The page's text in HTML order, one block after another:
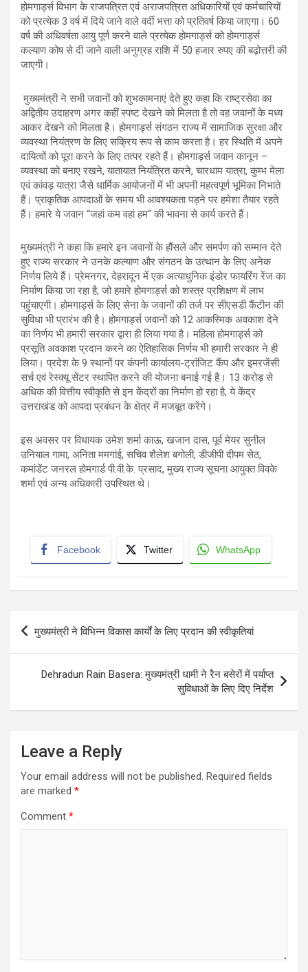
होमगार्ड्स विभाग के राजपत्रित एवं अराजपत्रित अधिकारियों एवं कर्मचारियों
को प्रत्येक 3 वर्ष में दिये जाने वाले वर्दी भत्ता को प्रतिवर्ष किया जाएगा। 60
वर्ष की अधिवर्षता आयु पूर्ण करने वाले प्रत्येक होमगार्ड्स को होमगार्ड्स
कल्याण कोष से दी जाने वाली अनुग्रह राशि में 50 हजार रुपए की बढ़ोत्तरी की
जाएगी।
मुख्यमंत्री ने सभी जवानों को शुभकामनाएं देते हुए कहा कि राष्ट्रसेवा का
अद्वितीय उदाहरण अगर कहीं स्पष्ट देखने को मिलता है तो वह जवानों के मध्य
आकर देखने को मिलता है। होमगार्ड्स संगठन राज्य में सामाजिक सुरक्षा और
व्यवस्था नियंत्रण के लिए सक्रिय रूप से काम करता है। हर स्थिति में अपने
दायित्वों को पूरा करने के लिए तत्पर रहते हैं। होमगार्ड्स जवान कानून –
व्यवस्था को बनाए रखने, यातायात नियंत्रित करने, चारधाम यात्रा, कुम्भ मेला
एवं कांवड़ यात्रा जैसे धार्मिक आयोजनों में भी अपनी महत्वपूर्ण भूमिका निभाते
हैं। प्राकृतिक आपदाओं के समय भी आवश्यकता पड़ने पर हमेशा तैयार रहते
हैं। हमारे ये जवान “जहां कम वहां हम“ की भावना से कार्य करते हैं।
मुख्यमंत्री ने कहा कि हमारे इन जवानों के हौंसले और समर्पण को सम्मान देते
हुए राज्य सरकार ने उनके कल्याण और संगठन के उत्थान के लिए अनेक
निर्णय लिये हैं। प्रेमनगर, देहरादून में एक अत्याधुनिक इंडोर फायरिंग रेंज का
निर्माण किया जा रहा है, जो हमारे होमगार्ड्स को शस्त्र प्रशिक्षण में लाभ
पहुंचाएगी। होमगार्ड्स के लिए सेना के जवानों की तर्ज पर सीएसडी कैंटीन की
सुविधा भी प्रारंभ की है। होमगार्ड्स जवानों को 12 आकस्मिक अवकाश देने
का निर्णय भी हमारी सरकार द्वारा ही लिया गया है। महिला होमगार्ड्स को
प्रसूति अवकाश प्रदान करने का ऐतिहासिक निर्णय भी हमारी सरकार ने ही
लिया। प्रदेश के 9 स्थानों पर कंपनी कार्यालय-ट्रांजिट कैंप और इमरजेंसी
सर्च एवं रेस्क्यू सेंटर स्थापित करने की योजना बनाई गई है। 13 करोड़ से
अधिक की वित्तीय स्वीकृति से इन केंद्रों का निर्माण हो रहा है, ये केंद्र
उत्तराखंड को आपदा प्रबंधन के क्षेत्र में मजबूत करेंगे।
इस अवसर पर विधायक उमेश शर्मा काऊ, खजान दास, पूर्व मेयर सुनील
उनियाल गामा, अनिता ममगांई, सचिव शैलेश बगोली, डीजीपी दीपम सेठ,
कमांडेंट जनरल होमगार्ड पी.वी.के. प्रसाद, मुख्य राज्य सूचना आयुक्त विवके
शर्मा एवं अन्य अधिकारी उपस्थित थे।
Facebook Twitter WhatsApp
Post
navigation
मुख्यमंत्री ने विभिन्न विकास कार्यों के लिए प्रदान की स्वीकृतियां
Dehradun Rain Basera: मुख्यमंत्री धामी ने रैन बसेरों में पर्याप्त
सुविधाओं के लिए दिए निर्देश
Leave a Reply
Your email address will not be published. Required fields
are marked *
Comment *